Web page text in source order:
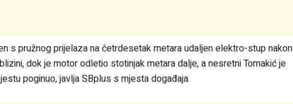
s pružnog prijelaza na četrdesetak metara udaljen elektro-stup nakon
dok je motor odletio stotinjak metara dalje, a nesretni Tomakić je
poginuo, javlja SBplus s mjesta događaja.